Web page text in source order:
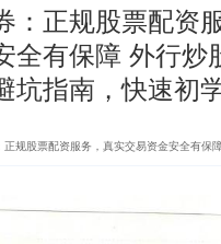
：正规股票配资
全有保障 外行炒
坑指南，快速初
正规股票配资服务，真实交易资金安全有保